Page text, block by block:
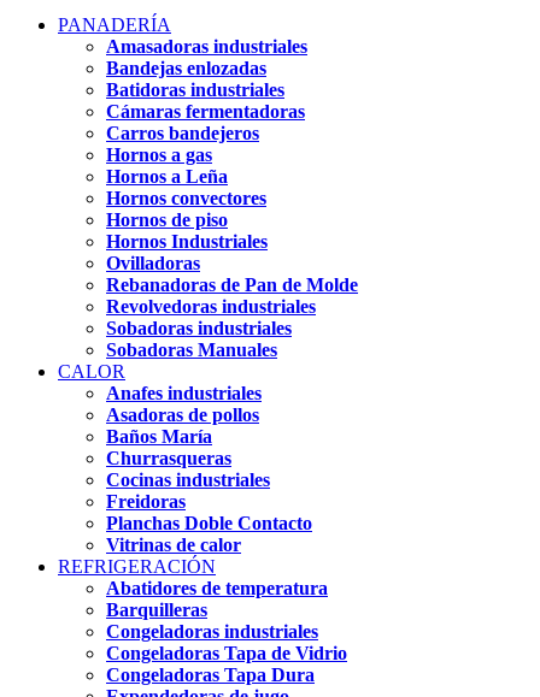
PANADERÍA
Amasadoras industriales
Bandejas enlozadas
Batidoras industriales
Cámaras fermentadoras
Carros bandejeros
Hornos a gas
Hornos a Leña
Hornos convectores
Hornos de piso
Hornos Industriales
Ovilladoras
Rebanadoras de Pan de Molde
Revolvedoras industriales
Sobadoras industriales
Sobadoras Manuales
CALOR
Anafes industriales
Asadoras de pollos
Baños María
Churrasqueras
Cocinas industriales
Freidoras
Planchas Doble Contacto
Vitrinas de calor
REFRIGERACIÓN
Abatidores de temperatura
Barquilleras
Congeladoras industriales
Congeladoras Tapa de Vidrio
Congeladoras Tapa Dura